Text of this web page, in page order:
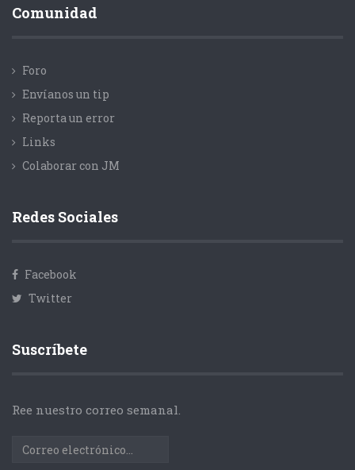
Comunidad
Foro
Envíanos un tip
Reporta un error
Links
Colaborar con JM
Redes Sociales
Facebook
Twitter
Suscríbete
Ree nuestro correo semanal.